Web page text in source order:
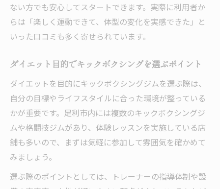
ない方でも安心してスタートできます。実際に利用者か
らは「楽しく運動できて、体型の変化を実感できた」と
いった口コミも多く寄せられています。
ダイエット目的でキックボクシングを選ぶポイント
ダイエットを目的にキックボクシングジムを選ぶ際は、
自分の目標やライフスタイルに合った環境が整っている
かが重要です。足利市内には複数のキックボクシングジ
ムや格闘技ジムがあり、体験レッスンを実施している店
舗も多いので、まずは気軽に参加して雰囲気を確かめて
みましょう。
選ぶ際のポイントとしては、トレーナーの指導体制や設